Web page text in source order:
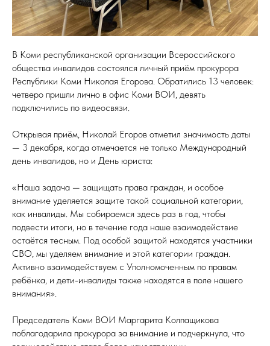
В Коми республиканской организации Всероссийского
общества инвалидов состоялся личный приём прокурора
Республики Коми Николая Егорова. Обратились 13 человек:
четверо пришли лично в офис Коми ВОИ, девять
подключились по видеосвязи.
Открывая приём, Николай Егоров отметил значимость даты
— 3 декабря, когда отмечается не только Международный
день инвалидов, но и День юриста:
«Наша задача — защищать права граждан, и особое
внимание уделяется защите такой социальной категории,
как инвалиды. Мы собираемся здесь раз в год, чтобы
подвести итоги, но в течение года наше взаимодействие
остаётся тесным. Под особой защитой находятся участники
СВО, мы уделяем внимание и этой категории граждан.
Активно взаимодействуем с Уполномоченным по правам
ребёнка, и дети-инвалиды также находятся в поле нашего
внимания».
Председатель Коми ВОИ Маргарита Колпащикова
поблагодарила прокурора за внимание и подчеркнула, что